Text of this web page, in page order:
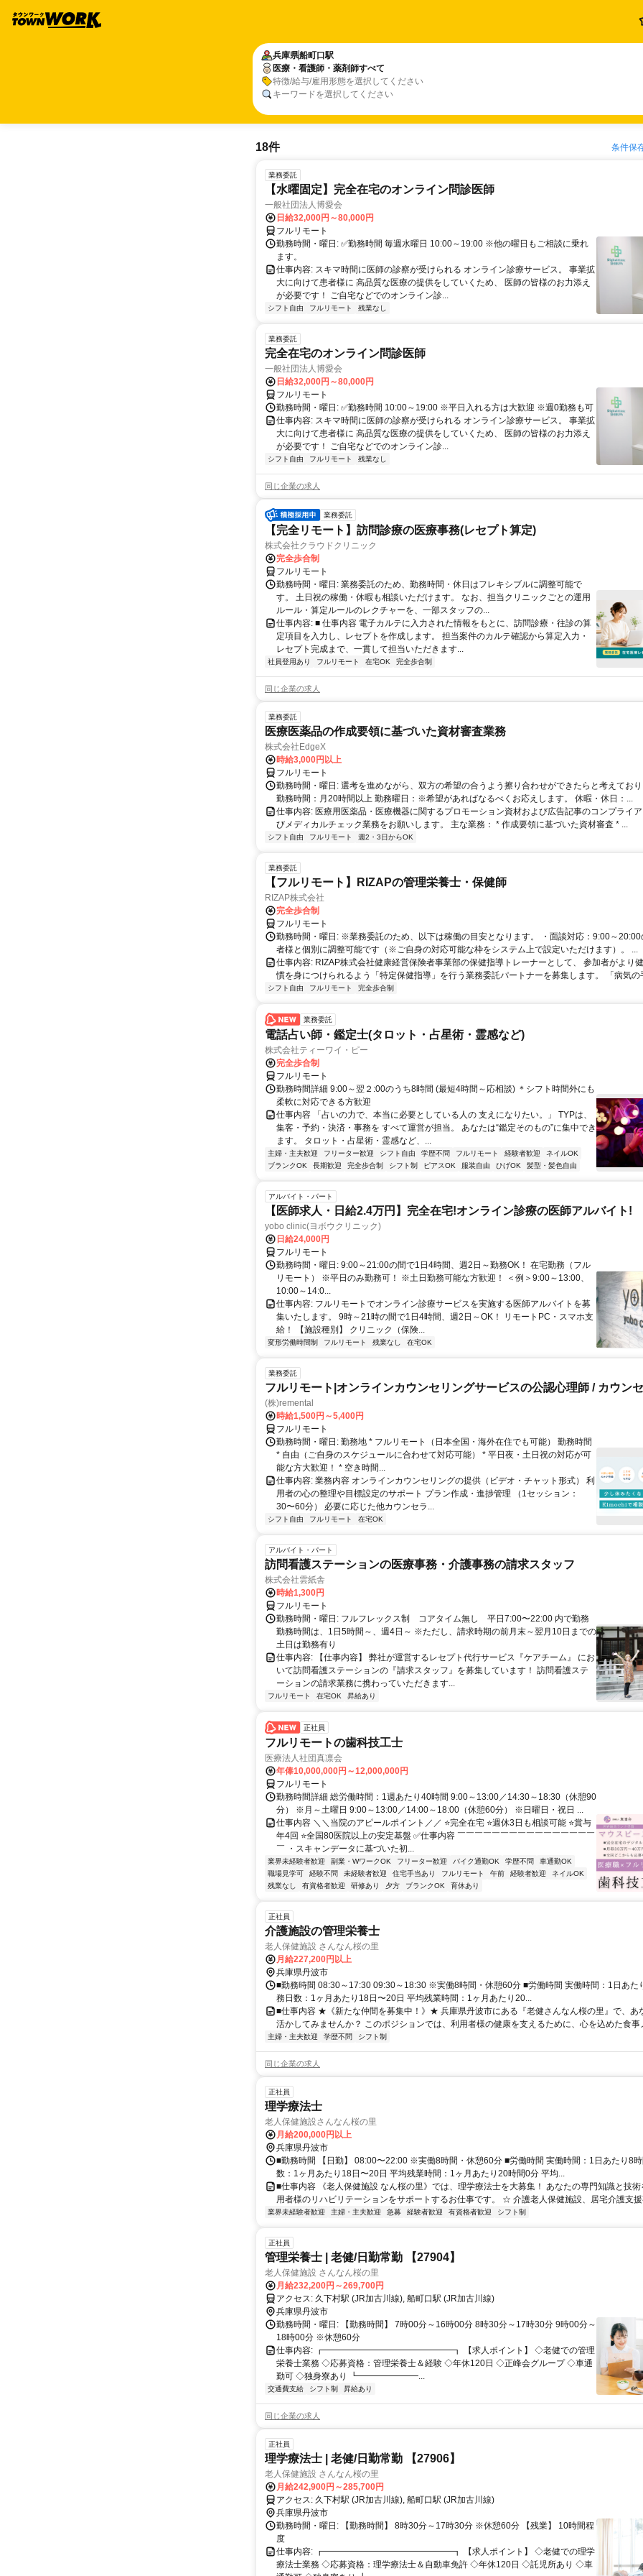
兵庫県船町口駅
医療・看護師・薬剤師すべて
特徴/給与/雇用形態を選択してください
キーワードを選択してください
18件 条件保
業務委託
【水曜固定】完全在宅のオンライン問診医師
一般社団法人博愛会
日給32,000円～80,000円
フルリモート
勤務時間・曜日: ✅勤務時間 毎週水曜日 10:00～19:00 ※他の曜日もご相談に乗れ
ます。
仕事内容: スキマ時間に医師の診察が受けられる オンライン診療サービス。 事業拡
大に向けて患者様に 高品質な医療の提供をしていくため、 医師の皆様のお力添え
が必要です！ ご自宅などでのオンライン診...
シフト自由 フルリモート 残業なし
業務委託
完全在宅のオンライン問診医師
一般社団法人博愛会
日給32,000円～80,000円
フルリモート
勤務時間・曜日: ✅勤務時間 10:00～19:00 ※平日入れる方は大歓迎 ※週0勤務も可
仕事内容: スキマ時間に医師の診察が受けられる オンライン診療サービス。 事業拡
大に向けて患者様に 高品質な医療の提供をしていくため、 医師の皆様のお力添え
が必要です！ ご自宅などでのオンライン診...
シフト自由 フルリモート 残業なし
同じ企業の求人
業務委託
【完全リモート】訪問診療の医療事務(レセプト算定)
株式会社クラウドクリニック
完全歩合制
フルリモート
勤務時間・曜日: 業務委託のため、勤務時間・休日はフレキシブルに調整可能で
す。 土日祝の稼働・休暇も相談いただけます。 なお、担当クリニックごとの運用
ルール・算定ルールのレクチャーを、一部スタッフの...
仕事内容: ■ 仕事内容 電子カルテに入力された情報をもとに、訪問診療・往診の算
定項目を入力し、レセプトを作成します。 担当案件のカルテ確認から算定入力・
レセプト完成まで、一貫して担当いただきます...
社員登用あり フルリモート 在宅OK 完全歩合制
同じ企業の求人
業務委託
医療医薬品の作成要領に基づいた資材審査業務
株式会社EdgeX
時給3,000円以上
フルリモート
勤務時間・曜日: 選考を進めながら、双方の希望の合うよう擦り合わせができたらと考えてお
勤務時間：月20時間以上 勤務曜日：※希望があればなるべくお応えします。 休暇・休日：...
仕事内容: 医療用医薬品・医療機器に関するプロモーション資材および広告記事のコンプライ
びメディカルチェック業務をお願いします。 主な業務： * 作成要領に基づいた資材審査 * ...
シフト自由 フルリモート 週2・3日からOK
業務委託
【フルリモート】RIZAPの管理栄養士・保健師
RIZAP株式会社
完全歩合制
フルリモート
勤務時間・曜日: ※業務委託のため、以下は稼働の目安となります。 ・面談対応：9:00～20:00
者様と個別に調整可能です（※ご自身の対応可能な枠をシステム上で設定いただけます）。 ...
仕事内容: RIZAP株式会社健康経営保険者事業部の保健指導トレーナーとして、 参加者がより
慣を身につけられるよう「特定保健指導」を行う業務委託パートナーを募集します。 「病気の
シフト自由 フルリモート 完全歩合制
業務委託
電話占い師・鑑定士(タロット・占星術・霊感など)
株式会社ティーワイ・ピー
完全歩合制
フルリモート
勤務時間詳細 9:00～翌２:00のうち8時間 (最短4時間～応相談) ＊シフト時間外にも
柔軟に対応できる方歓迎
仕事内容 「占いの力で、本当に必要としている人の 支えになりたい。」 TYPは、
集客・予約・決済・事務を すべて運営が担当。 あなたは“鑑定そのもの”に集中でき
ます。 タロット・占星術・霊感など、...
主婦・主夫歓迎 フリーター歓迎 シフト自由 学歴不問 フルリモート 経験者歓迎
ネイルOK
ブランクOK
長期歓迎 完全歩合制 シフト制 ピアスOK 服装自由 ひげOK 髪型・髪色自由
アルバイト・パート
【医師求人・日給2.4万円】完全在宅!オンライン診療の医師アルバイト!
yobo clinic(ヨボウクリニック)
日給24,000円
フルリモート
勤務時間・曜日: 9:00～21:00の間で1日4時間、週2日～勤務OK！ 在宅勤務（フル
リモート） ※平日のみ勤務可！ ※土日勤務可能な方歓迎！ ＜例＞9:00～13:00、
10:00～14:0...
仕事内容: フルリモートでオンライン診療サービスを実施する医師アルバイトを募
集いたします。 9時～21時の間で1日4時間、週2日～OK！ リモートPC・スマホ支
給！ 【施設種別】 クリニック（保険...
変形労働時間制 フルリモート 残業なし 在宅OK
業務委託
フルリモート|オンラインカウンセリングサービスの公認心理師 / カウン
(株)remental
時給1,500円～5,400円
フルリモート
勤務時間・曜日: 勤務地 * フルリモート（日本全国・海外在住でも可能） 勤務時間
* 自由（ご自身のスケジュールに合わせて対応可能） * 平日夜・土日祝の対応が可
能な方大歓迎！ * 空き時間...
仕事内容: 業務内容 オンラインカウンセリングの提供（ビデオ・チャット形式） 利
用者の心の整理や目標設定のサポート プラン作成・進捗管理 （1セッション：
30〜60分） 必要に応じた他カウンセラ...
シフト自由 フルリモート 在宅OK
アルバイト・パート
訪問看護ステーションの医療事務・介護事務の請求スタッフ
株式会社雲紙舎
時給1,300円
フルリモート
勤務時間・曜日: フルフレックス制 コアタイム無し 平日7:00〜22:00 内で勤務
勤務時間は、1日5時間～、週4日～ ※ただし、請求時期の前月末～翌月10日までの
土日は勤務有り
仕事内容: 【仕事内容】 弊社が運営するレセプト代行サービス『ケアチーム』 にお
いて訪問看護ステーションの『請求スタッフ』を募集しています！ 訪問看護ステ
ーションの請求業務に携わっていただきます...
フルリモート 在宅OK 昇給あり
正社員
フルリモートの歯科技工士
医療法人社団真凛会
年俸10,000,000円～12,000,000円
フルリモート
勤務時間詳細 総労働時間：1週あたり40時間 9:00～13:00／14:30～18:30（休憩90
分） ※月～土曜日 9:00～13:00／14:00～18:00（休憩60分） ※日曜日・祝日 ...
仕事内容 ＼＼当院のアピールポイント／／ ⭐完全在宅 ⭐週休3日も相談可能 ⭐賞与
年4回 ⭐全国80医院以上の安定基盤 ✅仕事内容 ￣￣￣￣￣￣￣￣￣￣￣￣￣￣￣￣
￣ ・スキャンデータに基づいた初...
業界未経験者歓迎 副業・WワークOK フリーター歓迎 バイク通勤OK 学歴不問
車通勤OK
職場見学可
経験不問 未経験者歓迎 住宅手当あり フルリモート 午前 経験者歓迎
ネイルOK
残業なし
有資格者歓迎 研修あり 夕方 ブランクOK 育休あり
正社員
介護施設の管理栄養士
老人保健施設 さんなん桜の里
月給227,200円以上
兵庫県丹波市
■勤務時間 08:30～17:30 09:30～18:30 ※実働8時間・休憩60分 ■労働時間 実働時間：1日あた
務日数：1ヶ月あたり18日〜20日 平均残業時間：1ヶ月あたり20...
■仕事内容 ★《新たな仲間を募集中！》★ 兵庫県丹波市にある『老健さんなん桜の里』で、あ
活かしてみませんか？ このポジションでは、利用者様の健康を支えるために、心を込めた食事
主婦・主夫歓迎 学歴不問 シフト制
同じ企業の求人
正社員
理学療法士
老人保健施設さんなん桜の里
月給200,000円以上
兵庫県丹波市
■勤務時間 【日勤】 08:00〜22:00 ※実働8時間・休憩60分 ■労働時間 実働時間：1日あたり8
数：1ヶ月あたり18日〜20日 平均残業時間：1ヶ月あたり20時間0分 平均...
■仕事内容 《老人保健施設 なん桜の里》では、理学療法士を大募集！ あなたの専門知識と技
用者様のリハビリテーションをサポートするお仕事です。 ☆ 介護老人保健施設、居宅介護支
業界未経験者歓迎 主婦・主夫歓迎 急募 経験者歓迎 有資格者歓迎 シフト制
正社員
管理栄養士 | 老健/日勤常勤 【27904】
老人保健施設 さんなん桜の里
月給232,200円～269,700円
アクセス: 久下村駅 (JR加古川線), 船町口駅 (JR加古川線)
兵庫県丹波市
勤務時間・曜日: 【勤務時間】 7時00分～16時00分 8時30分～17時30分 9時00分～
18時00分 ※休憩60分
仕事内容: ┏━━━━━━━━━━━━━━━┓ 【求人ポイント】 ◇老健での管理
栄養士業務 ◇応募資格：管理栄養士＆経験 ◇年休120日 ◇正峰会グループ ◇車通
勤可 ◇独身寮あり ┗━━━━━━━...
交通費支給 シフト制 昇給あり
同じ企業の求人
正社員
理学療法士 | 老健/日勤常勤 【27906】
老人保健施設 さんなん桜の里
月給242,900円～285,700円
アクセス: 久下村駅 (JR加古川線), 船町口駅 (JR加古川線)
兵庫県丹波市
勤務時間・曜日: 【勤務時間】 8時30分～17時30分 ※休憩60分 【残業】 10時間程
度
仕事内容: ┏━━━━━━━━━━━━━━━┓ 【求人ポイント】 ◇老健での理学
療法士業務 ◇応募資格：理学療法士＆自動車免許 ◇年休120日 ◇託児所あり ◇車